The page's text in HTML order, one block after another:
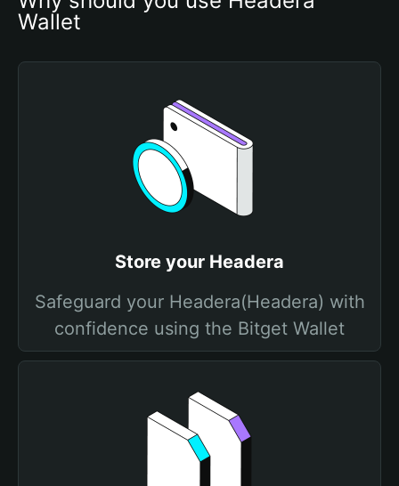
Wallet
Store your Headera
Safeguard your Headera(Headera) with
confidence using the Bitget Wallet